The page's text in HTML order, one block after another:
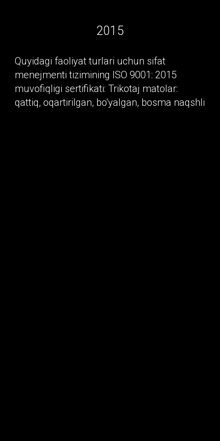
2015
Quyidagi faoliyat turlari uchun sifat
menejmenti tizimining ISO 9001: 2015
muvofiqligi sertifikati: Trikotaj matolar:
qattiq, oqartirilgan, bo'yalgan, bosma naqshli